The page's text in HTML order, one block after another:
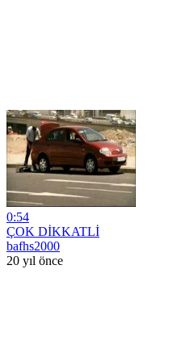
0:54
ÇOK DİKKATLİ
bafhs2000
20 yıl önce